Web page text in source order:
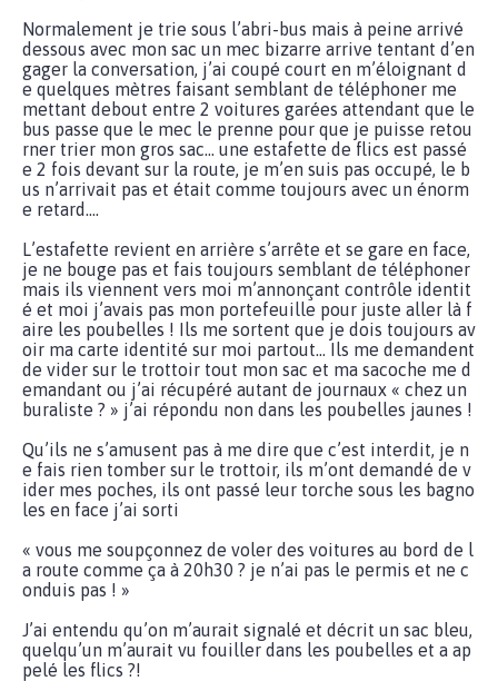
Normalement je trie sous l’abri-bus mais à peine arrivé
dessous avec mon sac un mec bizarre arrive tentant d’en
gager la conversation, j’ai coupé court en m’éloignant d
e quelques mètres faisant semblant de téléphoner me
mettant debout entre 2 voitures garées attendant que le
bus passe que le mec le prenne pour que je puisse retou
rner trier mon gros sac… une estafette de flics est passé
e 2 fois devant sur la route, je m’en suis pas occupé, le b
us n’arrivait pas et était comme toujours avec un énorm
e retard….
L’estafette revient en arrière s’arrête et se gare en face,
je ne bouge pas et fais toujours semblant de téléphoner
mais ils viennent vers moi m’annonçant contrôle identit
é et moi j’avais pas mon portefeuille pour juste aller là f
aire les poubelles ! Ils me sortent que je dois toujours av
oir ma carte identité sur moi partout… Ils me demandent
de vider sur le trottoir tout mon sac et ma sacoche me d
emandant ou j’ai récupéré autant de journaux « chez un
buraliste ? » j’ai répondu non dans les poubelles jaunes !
Qu’ils ne s’amusent pas à me dire que c’est interdit, je n
e fais rien tomber sur le trottoir, ils m’ont demandé de v
ider mes poches, ils ont passé leur torche sous les bagno
les en face j’ai sorti
« vous me soupçonnez de voler des voitures au bord de l
a route comme ça à 20h30 ? je n’ai pas le permis et ne c
onduis pas ! »
J’ai entendu qu’on m’aurait signalé et décrit un sac bleu,
quelqu’un m’aurait vu fouiller dans les poubelles et a ap
pelé les flics ?!